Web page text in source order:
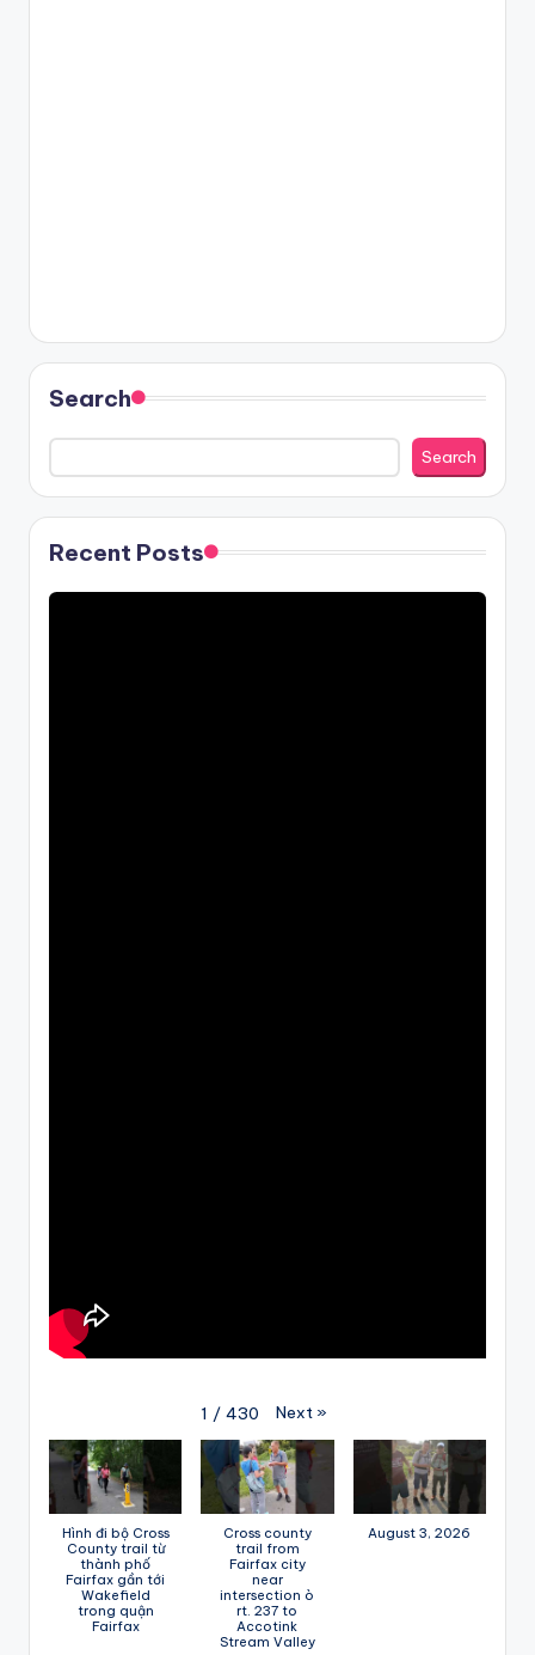
Search
Search
Recent Posts
1 / 430 Next »
Hình đi bộ Cross
County trail từ
thành phố
Fairfax gần tới
Wakefield
trong quận
Fairfax
Cross county
trail from
Fairfax city
near
intersection ò
rt. 237 to
Accotink
Stream Valley
August 3, 2026